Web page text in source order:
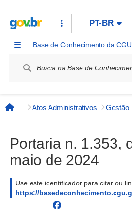
PT-BR
Base de Conhecimento da CGU
Página inicial
Atos Administrativos Gestão
Portaria n. 1.353,
maio de 2024
Use este identificador para citar ou
https://